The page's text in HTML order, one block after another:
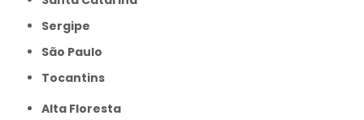
Sergipe
São Paulo
Tocantins
Alta Floresta